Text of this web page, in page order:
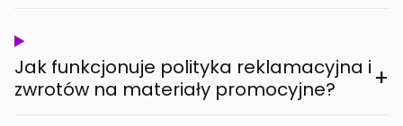
Jak funkcjonuje polityka reklamacyjna i
zwrotów na materiały promocyjne?
+